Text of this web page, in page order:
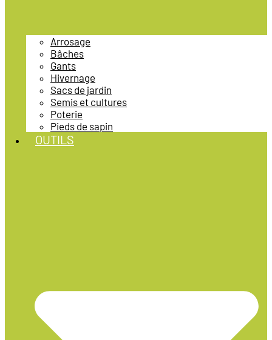
Arrosage
Bâches
Gants
Hivernage
Sacs de jardin
Semis et cultures
Poterie
Pieds de sapin
OUTILS